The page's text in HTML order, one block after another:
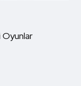
Oyunlar